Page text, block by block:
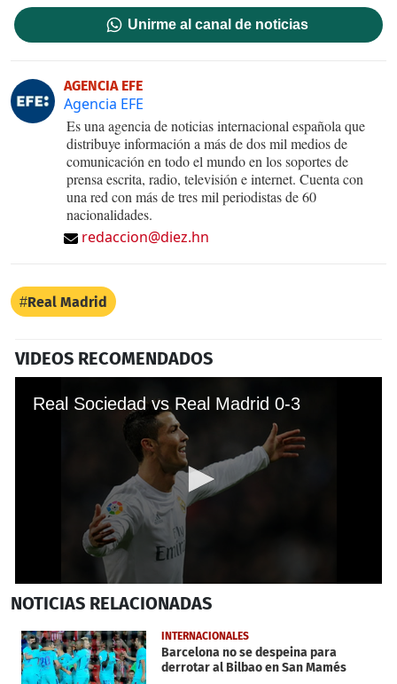
Unirme al canal de noticias
AGENCIA EFE
Agencia EFE
Es una agencia de noticias internacional española que
distribuye información a más de dos mil medios de
comunicación en todo el mundo en los soportes de
prensa escrita, radio, televisión e internet. Cuenta con
una red con más de tres mil periodistas de 60
nacionalidades.
redaccion@diez.hn
Real Madrid
VIDEOS RECOMENDADOS
Real Sociedad vs Real Madrid 0-3
seconds
1
minute,
23
seconds
NOTICIAS RELACIONADAS
INTERNACIONALES
Barcelona no se despeina para
derrotar al Bilbao en San Mamés